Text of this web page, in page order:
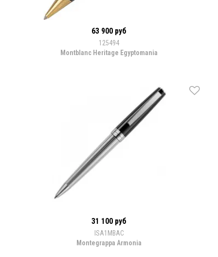
63 900 руб
125494
Montblanc Heritage Egyptomania
31 100 руб
ISA1MBAC
Montegrappa Armonia